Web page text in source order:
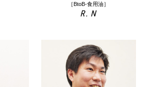
［BtoB-食用油］
R. N